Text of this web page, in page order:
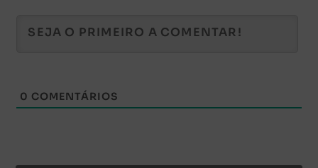
0 COMENTÁRIOS